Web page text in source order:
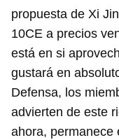
propuesta de Xi
10CE a precios
está en si
gustará en
Defensa, los
advierten de este
ahora, permanece